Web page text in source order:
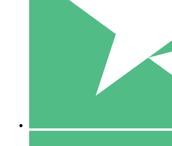
Paga a consumo con crediti di
1 Download
10
US$1500